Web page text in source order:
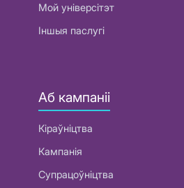
Мой універсітэт
Іншыя паслугі
Аб кампаніі
Кіраўніцтва
Кампанія
Супрацоўніцтва